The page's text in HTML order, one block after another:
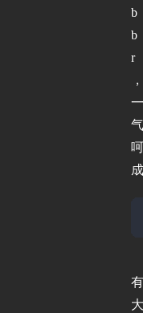
b
b
r
，
一
气
呵
成
有
大